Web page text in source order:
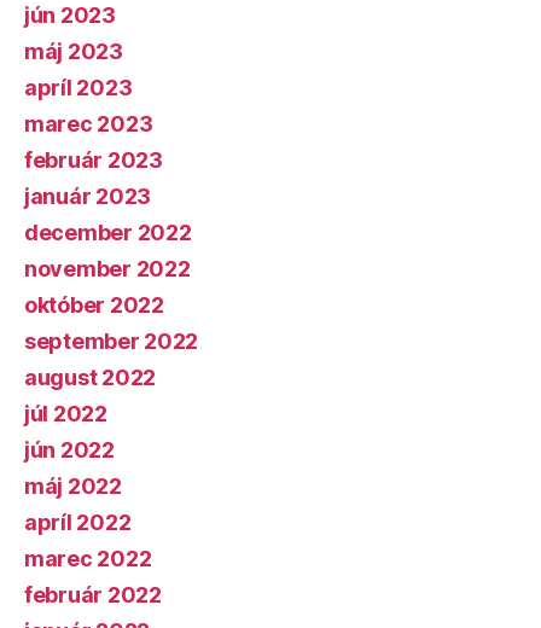
jún 2023
máj 2023
apríl 2023
marec 2023
február 2023
január 2023
december 2022
november 2022
október 2022
september 2022
august 2022
júl 2022
jún 2022
máj 2022
apríl 2022
marec 2022
február 2022